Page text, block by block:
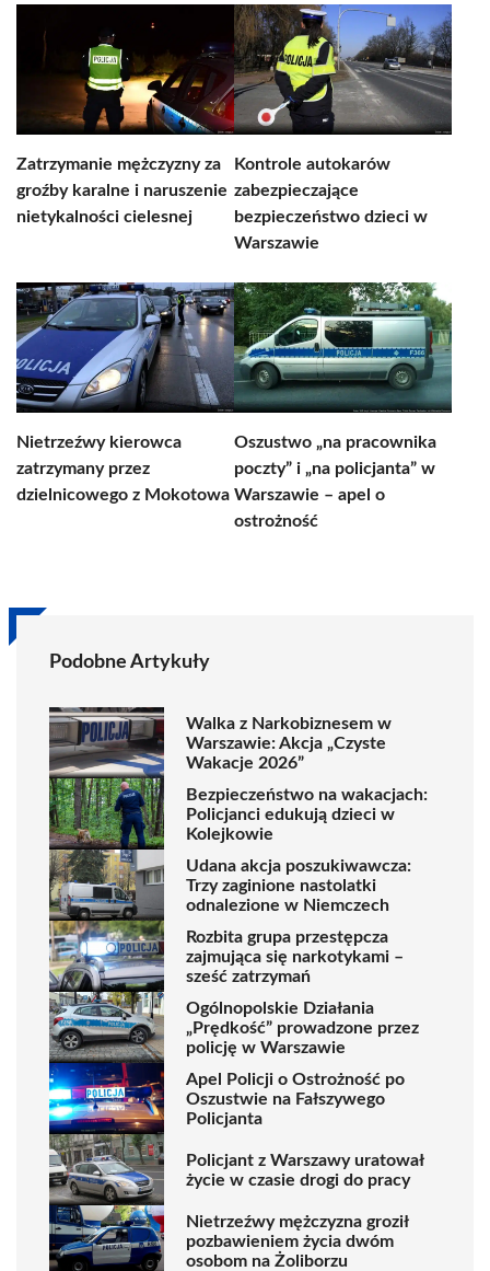
Zatrzymanie mężczyzny za
groźby karalne i naruszenie
nietykalności cielesnej
Kontrole autokarów
zabezpieczające
bezpieczeństwo dzieci w
Warszawie
Nietrzeźwy kierowca
zatrzymany przez
dzielnicowego z Mokotowa
Oszustwo „na pracownika
poczty” i „na policjanta” w
Warszawie – apel o
ostrożność
Podobne Artykuły
Walka z Narkobiznesem w
Warszawie: Akcja „Czyste
Wakacje 2026”
Bezpieczeństwo na wakacjach:
Policjanci edukują dzieci w
Kolejkowie
Udana akcja poszukiwawcza:
Trzy zaginione nastolatki
odnalezione w Niemczech
Rozbita grupa przestępcza
zajmująca się narkotykami –
sześć zatrzymań
Ogólnopolskie Działania
„Prędkość” prowadzone przez
policję w Warszawie
Apel Policji o Ostrożność po
Oszustwie na Fałszywego
Policjanta
Policjant z Warszawy uratował
życie w czasie drogi do pracy
Nietrzeźwy mężczyzna groził
pozbawieniem życia dwóm
osobom na Żoliborzu